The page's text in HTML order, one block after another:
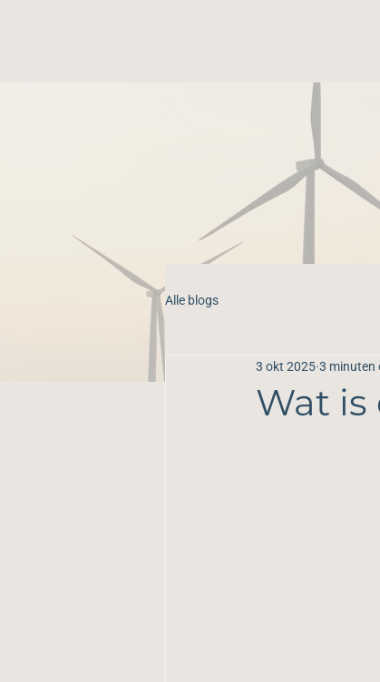
Alle blogs
Wat
3 okt 2025 3 minuten